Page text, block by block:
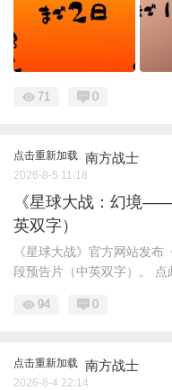
71 0
点击重新加载 南方战士
2026-8-5 11:18
《星球大战：幻境
英双字）
《星球大战》官方网站发
段预告片（中英双字）。 点
94 0
点击重新加载 南方战士
2026-8-4 22:14